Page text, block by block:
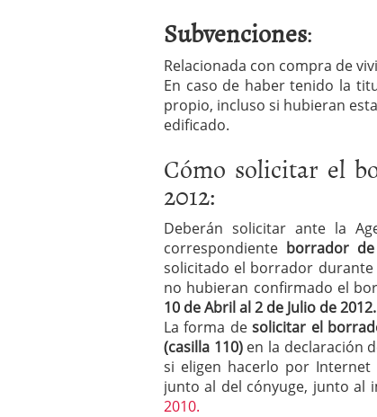
Subvenciones:
Relacionada con compra de
En caso de haber tenido la
propio, incluso si hubieran
edificado.
Cómo solicitar el
2012:
Deberán solicitar ante la
correspondiente borrador
solicitado el borrador
no hubieran confirmado el
10 de Abril al 2 de Julio de 2012.
La forma desolicitar el
(casilla 110)en la declaración
si eligen hacerlo por
junto al del cónyuge, junto al
2010.